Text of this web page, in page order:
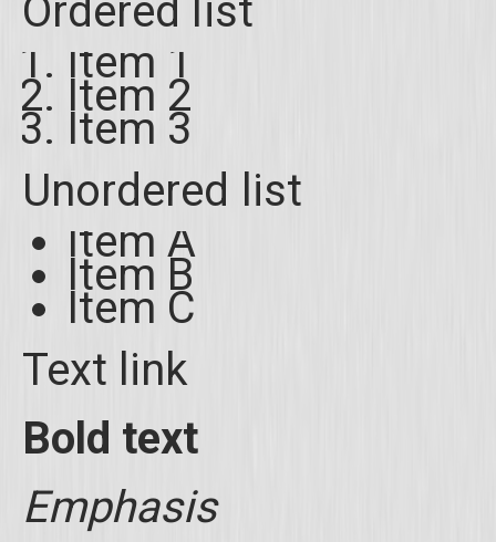
Ordered list
Item 1
Item 2
Item 3
Unordered list
Item A
Item B
Item C
Text link
Bold text
Emphasis